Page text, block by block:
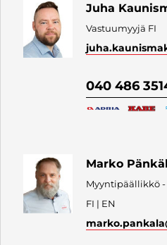
Juha
Vastuumyyjä FI
040 486
Marko
Myyntipäällikkö
FI | EN
marko.pankala